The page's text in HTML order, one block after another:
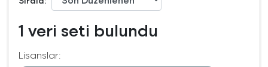
1 veri seti bulundu
Lisanslar: